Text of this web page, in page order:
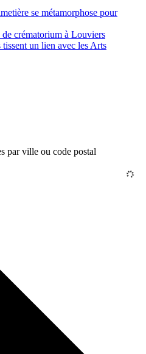
se métamorphose pour
crématorium à Louviers
un lien avec les Arts
par ville ou code postal